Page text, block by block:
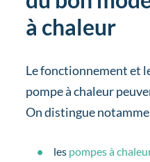
à chaleur
Le fonctionnement et
pompe à chaleur
On distingue
lespompes à